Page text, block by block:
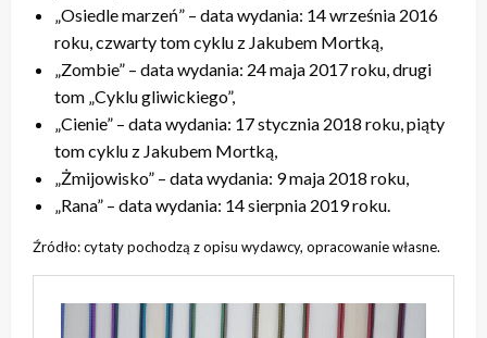
„Osiedle marzeń” – data wydania: 14 września 2016
roku, czwarty tom cyklu z Jakubem Mortką,
„Zombie” – data wydania: 24 maja 2017 roku, drugi
tom „Cyklu gliwickiego”,
„Cienie” – data wydania: 17 stycznia 2018 roku, piąty
tom cyklu z Jakubem Mortką,
„Żmijowisko” – data wydania: 9 maja 2018 roku,
„Rana” – data wydania: 14 sierpnia 2019 roku.
Źródło: cytaty pochodzą z opisu wydawcy, opracowanie własne.